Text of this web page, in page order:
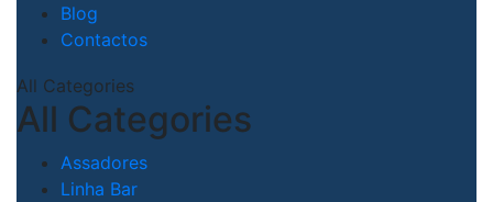
Blog
Contactos
All Categories
All Categories
Assadores
Linha Bar